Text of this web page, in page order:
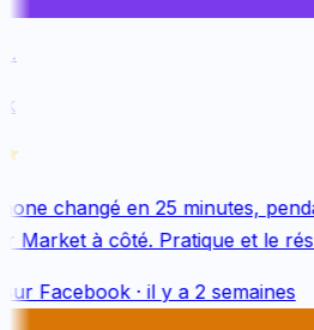
changé en 25 minutes,
à côté. Pratique et le
Facebook· il y a 2 semaines